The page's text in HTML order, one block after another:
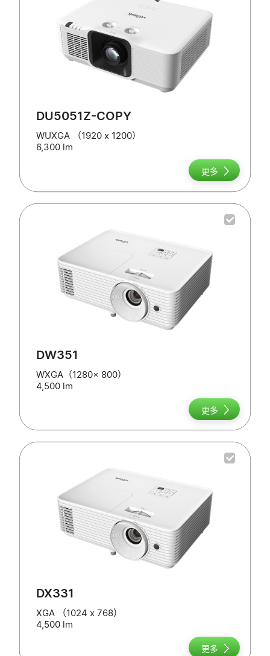
DU5051Z-COPY
WUXGA （1920 x 1200）
6,300 lm
更多
DW351
WXGA（1280x 800）
4,500 lm
更多
DX331
XGA （1024 x 768）
4,500 lm
更多